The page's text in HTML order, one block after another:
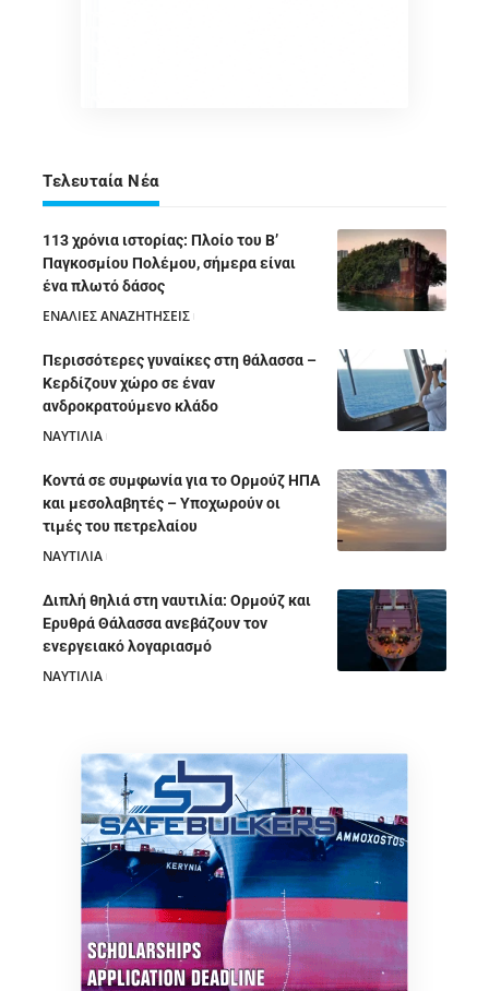
Τελευταία Νέα
113 χρόνια ιστορίας: Πλοίο του Β’
Παγκοσμίου Πολέμου, σήμερα είναι
ένα πλωτό δάσος
ΕΝΑΛΙΕΣ ΑΝΑΖΗΤΗΣΕΙΣ
Περισσότερες γυναίκες στη θάλασσα –
Κερδίζουν χώρο σε έναν
ανδροκρατούμενο κλάδο
ΝΑΥΤΙΛΙΑ
Κοντά σε συμφωνία για το Ορμούζ ΗΠΑ
και μεσολαβητές – Υποχωρούν οι
τιμές του πετρελαίου
ΝΑΥΤΙΛΙΑ
Διπλή θηλιά στη ναυτιλία: Ορμούζ και
Ερυθρά Θάλασσα ανεβάζουν τον
ενεργειακό λογαριασμό
ΝΑΥΤΙΛΙΑ